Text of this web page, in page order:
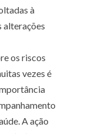
à
alterações
os riscos
vezes é
A ação